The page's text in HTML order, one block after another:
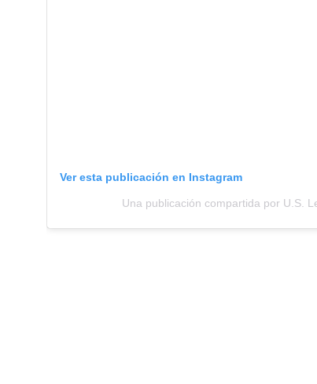
Ver esta publicación en Instagram
Una publicación compartida por U.S.